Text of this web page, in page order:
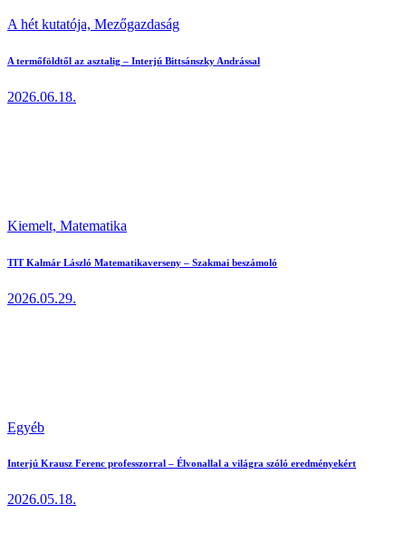
A hét kutatója, Mezőgazdaság
A termőföldtől az asztalig – Interjú Bittsánszky Andrással
2026.06.18.
Kiemelt, Matematika
TIT Kalmár László Matematikaverseny – Szakmai beszámoló
2026.05.29.
Egyéb
Interjú Krausz Ferenc professzorral – Élvonallal a világra szóló eredményekért
2026.05.18.